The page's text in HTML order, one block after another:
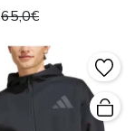
65,0€